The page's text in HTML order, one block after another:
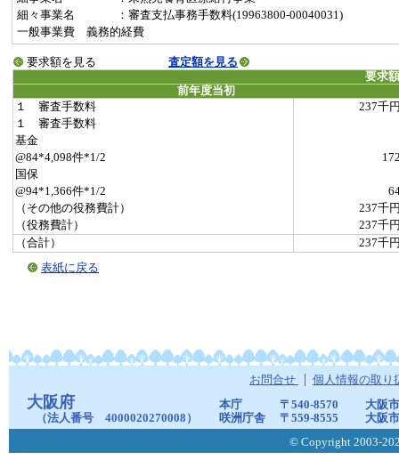
細々事業名
：審査支払事務手数料(19963800-00040031)
一般事業費 義務的経費
要求額を見る
査定額を見る
要求
前年度当初
１ 審査手数料
237千
１ 審査手数料
基金
@84*4,098件*1/2
国保
@94*1,366件*1/2
（その他の役務費計）
237千
（役務費計）
237千
（合計）
237千
表紙に戻る
お問合せ 個人情報の取り
大阪府
（法人番号 4000020270008）
本庁 〒540-8570
大阪
咲洲庁舎
〒559-8555
大阪
© Copyright 2003-